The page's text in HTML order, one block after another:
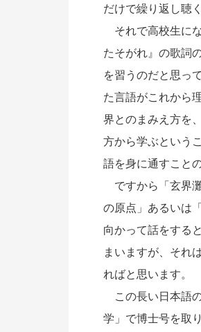
だけで繰り返し聴
それで高校生に
たそがれ』の歌詞
を習うのだと思っ
た言語がこれから
界とのまみえ方を
方から学ぶという
語を身に通すこと
ですから「玄界
の原点」あるいは
向かって話をする
まいますが、それ
ればと思います。
この長い日本語
学」で博士号を取